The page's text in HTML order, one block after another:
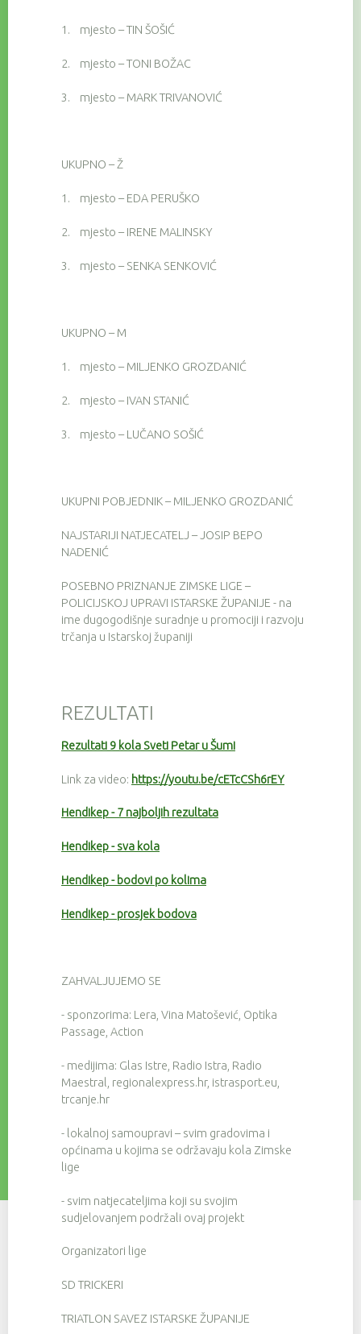
1. mjesto – TIN ŠOŠIĆ
2. mjesto – TONI BOŽAC
3. mjesto – MARK TRIVANOVIĆ
UKUPNO – Ž
1. mjesto – EDA PERUŠKO
2. mjesto – IRENE MALINSKY
3. mjesto – SENKA SENKOVIĆ
UKUPNO – M
1. mjesto – MILJENKO GROZDANIĆ
2. mjesto – IVAN STANIĆ
3. mjesto – LUČANO SOŠIĆ
UKUPNI POBJEDNIK – MILJENKO GROZDANIĆ
NAJSTARIJI NATJECATELJ – JOSIP BEPO
NADENIĆ
POSEBNO PRIZNANJE ZIMSKE LIGE –
POLICIJSKOJ UPRAVI ISTARSKE ŽUPANIJE - na
ime dugogodišnje suradnje u promociji i razvoju
trčanja u Istarskoj županiji
REZULTATI
Rezultati 9 kola Sveti Petar u Šumi
Link za video: https://youtu.be/cETcCSh6rEY
Hendikep - 7 najboljih rezultata
Hendikep - sva kola
Hendikep - bodovi po kolima
Hendikep - prosjek bodova
ZAHVALJUJEMO SE
- sponzorima: Lera, Vina Matošević, Optika
Passage, Action
- medijima: Glas Istre, Radio Istra, Radio
Maestral, regionalexpress.hr, istrasport.eu,
trcanje.hr
- lokalnoj samoupravi – svim gradovima i
općinama u kojima se održavaju kola Zimske
lige
- svim natjecateljima koji su svojim
sudjelovanjem podržali ovaj projekt
Organizatori lige
SD TRICKERI
TRIATLON SAVEZ ISTARSKE ŽUPANIJE